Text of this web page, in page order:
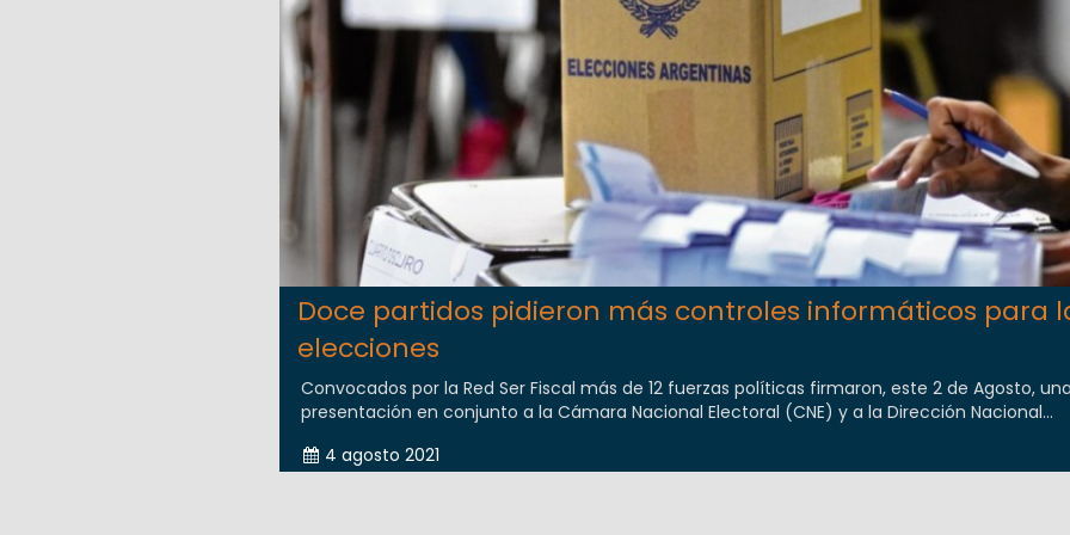
Doce partidos pidieron más controles informáticos para
elecciones
Convocados por la Red Ser Fiscal más de 12 fuerzas políticas firmaron, este 2 de Agosto,
presentación en conjunto a la Cámara Nacional Electoral (CNE) y a la Dirección Nacional...
4 agosto 2021